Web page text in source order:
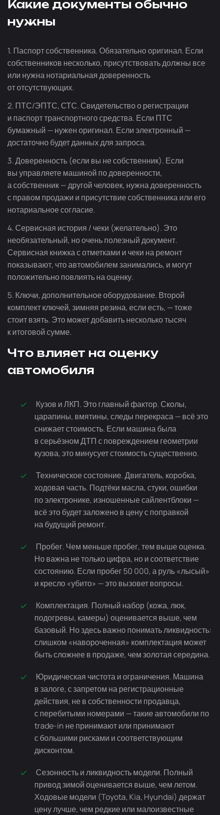
Какие документы обычно
нужны
1. Паспорт собственника. Обязательно оригинал. Если
собственников несколько, присутствовать должны все
или нужна нотариальная доверенность
от отсутствующих.
2. ПТС/ЭПТС, СТС. Свидетельство о регистрации
и паспорт транспортного средства. Если ПТС
бумажный — нужен оригинал. Если электронный —
достаточно будет данных для запроса.
3. Доверенность (если вы не собственник). Если
вы управляете машиной по доверенности,
а собственник — другой человек, нужна доверенность
с правом продажи и присутствие собственника или его
нотариальное согласие.
4. Сервисная история / чеки (желательно). Это
необязательный, но очень полезный документ.
Сервисная книжка с отметками и чеки на ремонт
показывают, что автомобилем занимались, и могут
положительно повлиять на оценку.
5. Ключи, дополнительное оборудование. Второй
комплект ключей, зимняя резина, если есть, — тоже
стоит взять. Это может добавить несколько тысяч
к итоговой сумме.
Что влияет на оценку
автомобиля
Кузов и ЛКП. Это главный фактор. Сколы,
царапины, вмятины, следы перекраса — всё это
снижает стоимость. Если машина была
в серьёзном ДТП с повреждением геометрии
кузова, это минусует стоимость существенно.
Техническое состояние. Двигатель, коробка,
ходовая часть. Подтёки масла, стуки, ошибки
по электронике, изношенные сайлентблоки —
всё это будет заложено в цену с поправкой
на будущий ремонт.
Пробег. Чем меньше пробег, тем выше оценка.
Но важна не только цифра, но и соответствие
состоянию. Если пробег 50 000, а руль «лысый»
и кресло «убито» — это вызовет вопросы.
Комплектация. Полный набор (кожа, люк,
подогревы, камеры) оценивается выше, чем
базовый. Но здесь важно понимать ликвидность:
слишком «навороченная» комплектация может
быть сложнее в продаже, чем золотая середина.
Юридическая чистота и ограничения. Машина
в залоге, с запретом на регистрационные
действия, не в собственности продавца,
с перебитыми номерами — такие автомобили по
trade-in не принимают или принимают
с большими рисками и соответствующим
дисконтом.
Сезонность и ликвидность модели. Полный
привод зимой оценивается выше, чем летом.
Ходовые модели (Toyota, Kia, Hyundai) держат
цену лучше, чем редкие или малоизвестные